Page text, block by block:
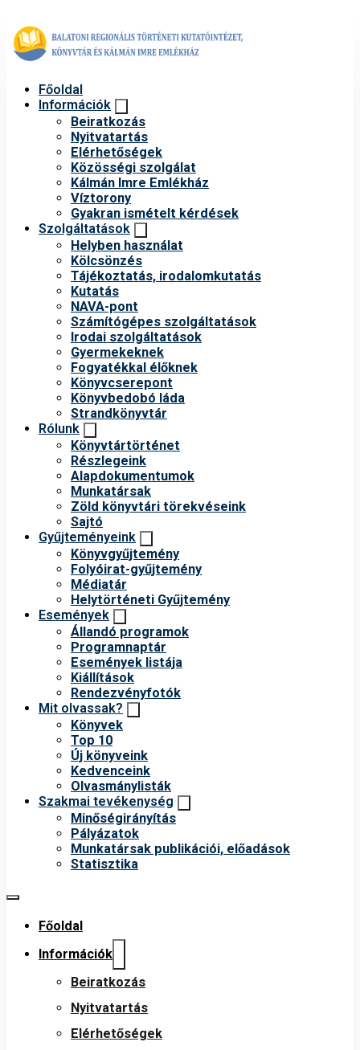
Főoldal
Információk
Beiratkozás
Nyitvatartás
Elérhetőségek
Közösségi szolgálat
Kálmán Imre Emlékház
Víztorony
Gyakran ismételt kérdések
Szolgáltatások
Helyben használat
Kölcsönzés
Tájékoztatás, irodalomkutatás
Kutatás
NAVA-pont
Számítógépes szolgáltatások
Irodai szolgáltatások
Gyermekeknek
Fogyatékkal élőknek
Könyvcserepont
Könyvbedobó láda
Strandkönyvtár
Rólunk
Könyvtártörténet
Részlegeink
Alapdokumentumok
Munkatársak
Zöld könyvtári törekvéseink
Sajtó
Gyűjteményeink
Könyvgyűjtemény
Folyóirat-gyűjtemény
Médiatár
Helytörténeti Gyűjtemény
Események
Állandó programok
Programnaptár
Események listája
Kiállítások
Rendezvényfotók
Mit olvassak?
Könyvek
Top 10
Új könyveink
Kedvenceink
Olvasmánylisták
Szakmai tevékenység
Minőségirányítás
Pályázatok
Munkatársak publikációi, előadások
Statisztika
Főoldal
Információk
Beiratkozás
Nyitvatartás
Elérhetőségek